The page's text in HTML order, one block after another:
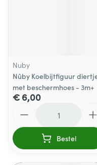
Nuby
Nûby Koelbijtfiguur
met beschermhoes - 3m+
€ 6,00
Bestel